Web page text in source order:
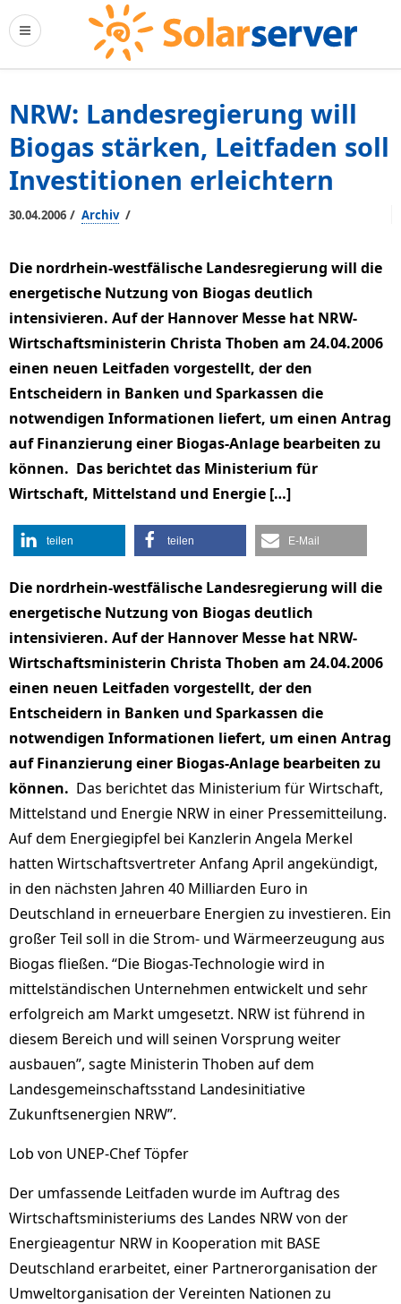
NRW: Landesregierung will
Biogas stärken, Leitfaden soll
Investitionen erleichtern
30.04.2006 / Archiv /
Die nordrhein-westfälische Landesregierung will die
energetische Nutzung von Biogas deutlich
intensivieren. Auf der Hannover Messe hat NRW-
Wirtschaftsministerin Christa Thoben am 24.04.2006
einen neuen Leitfaden vorgestellt, der den
Entscheidern in Banken und Sparkassen die
notwendigen Informationen liefert, um einen Antrag
auf Finanzierung einer Biogas-Anlage bearbeiten zu
können. Das berichtet das Ministerium für
Wirtschaft, Mittelstand und Energie […]
teilen teilen E-Mail
Die nordrhein-westfälische Landesregierung will die
energetische Nutzung von Biogas deutlich
intensivieren. Auf der Hannover Messe hat NRW-
Wirtschaftsministerin Christa Thoben am 24.04.2006
einen neuen Leitfaden vorgestellt, der den
Entscheidern in Banken und Sparkassen die
notwendigen Informationen liefert, um einen Antrag
auf Finanzierung einer Biogas-Anlage bearbeiten zu
können. Das berichtet das Ministerium für Wirtschaft,
Mittelstand und Energie NRW in einer Pressemitteilung.
Auf dem Energiegipfel bei Kanzlerin Angela Merkel
hatten Wirtschaftsvertreter Anfang April angekündigt,
in den nächsten Jahren 40 Milliarden Euro in
Deutschland in erneuerbare Energien zu investieren. Ein
großer Teil soll in die Strom- und Wärmeerzeugung aus
Biogas fließen. “Die Biogas-Technologie wird in
mittelständischen Unternehmen entwickelt und sehr
erfolgreich am Markt umgesetzt. NRW ist führend in
diesem Bereich und will seinen Vorsprung weiter
ausbauen”, sagte Ministerin Thoben auf dem
Landesgemeinschaftsstand Landesinitiative
Zukunftsenergien NRW”.
Lob von UNEP-Chef Töpfer
Der umfassende Leitfaden wurde im Auftrag des
Wirtschaftsministeriums des Landes NRW von der
Energieagentur NRW in Kooperation mit BASE
Deutschland erarbeitet, einer Partnerorganisation der
Umweltorganisation der Vereinten Nationen zu